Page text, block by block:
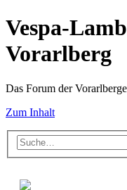
Vespa-
Vorarlberg
Das Forum der
Zum Inhalt